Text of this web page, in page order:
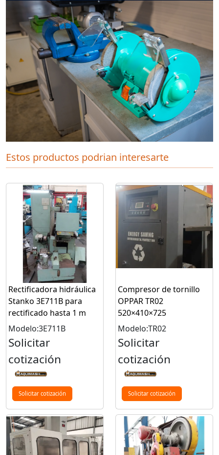
Estos productos podrian interesarte
Rectificadora hidráulica
Stanko 3E711B para
rectificado hasta 1 m
Modelo:3E711B
Solicitar
cotización
Solicitar cotización
Compresor de tornillo
OPPAR TR02
520×410×725
Modelo:TR02
Solicitar
cotización
Solicitar cotización